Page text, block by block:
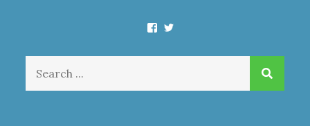
Facebook